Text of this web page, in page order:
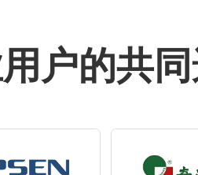
户的共